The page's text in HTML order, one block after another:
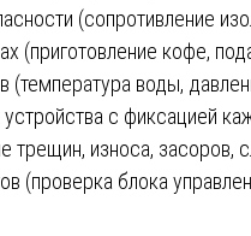
(сопротивление
(приготовление кофе,
(температура воды,
с фиксацией
трещин, износа, засоров,
(проверка блока